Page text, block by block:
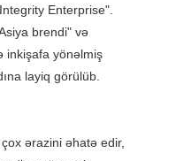
Enterprise".
brendi" və
inkişafa yönəlmiş
ərazini əhatə edir,